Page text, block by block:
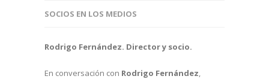
SOCIOS EN LOS MEDIOS
Rodrigo Fernández. Director y socio.
En conversación con Rodrigo Fernández,